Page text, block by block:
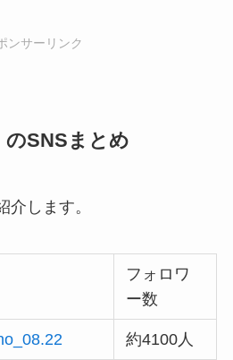
ンサーリンク
のSNSまとめ
介します。
フォロワ
ー数
約4100人